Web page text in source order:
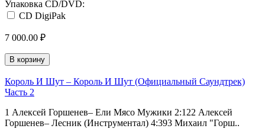
Упаковка CD/DVD:
CD DigiPak
7 000.00 ₽
В корзину
Король И Шут ‎– Король И Шут (Официальный Саундтрек)
Часть 2
1 Алексей Горшенев– Ели Мясо Мужики 2:122 Алексей
Горшенев– Лесник (Инструментал) 4:393 Михаил "Горш..